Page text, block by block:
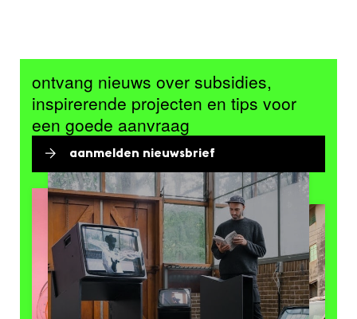
ontvang nieuws over subsidies,
inspirerende projecten en tips voor
een goede aanvraag
aanmelden nieuwsbrief